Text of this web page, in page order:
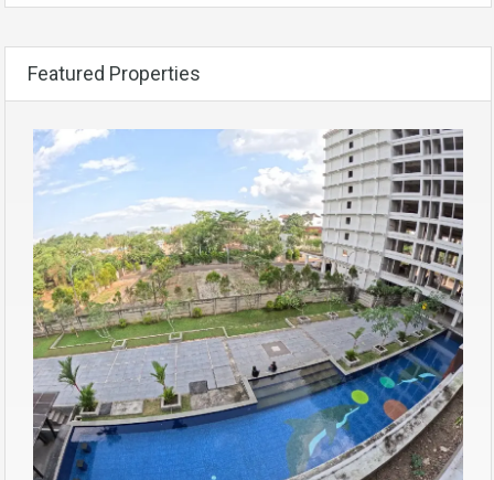
Featured Properties